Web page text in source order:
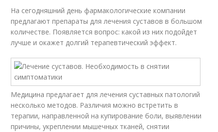
На сегодняшний день фармакологические компании
предлагают препараты для лечения суставов в большом
количестве. Появляется вопрос: какой из них подойдет
лучше и окажет долгий терапевтический эффект.
Медицина предлагает для лечения суставных патологий
несколько методов. Различия можно встретить в
терапии, направленной на купирование боли, выявлении
причины, укреплении мышечных тканей, снятии